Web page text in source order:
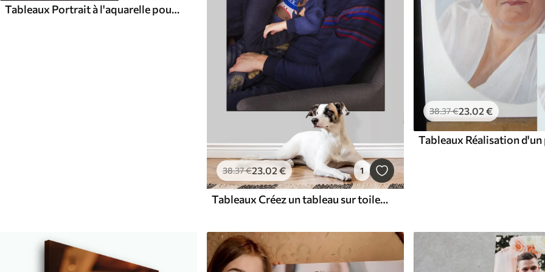
Tableaux Portrait à l'aquarelle pour un cadeau de mariage
38.37€23.02 € 1
Tableaux Créez un tableau sur toile à partir de votre photo
38.37€23.02 €